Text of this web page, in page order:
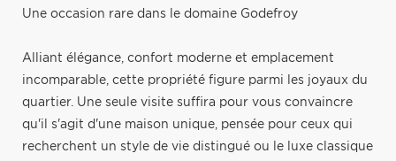
Une occasion rare dans le domaine Godefroy
Alliant élégance, confort moderne et emplacement
incomparable, cette propriété figure parmi les joyaux du
quartier. Une seule visite suffira pour vous convaincre
qu'il s'agit d'une maison unique, pensée pour ceux qui
recherchent un style de vie distingué ou le luxe classique